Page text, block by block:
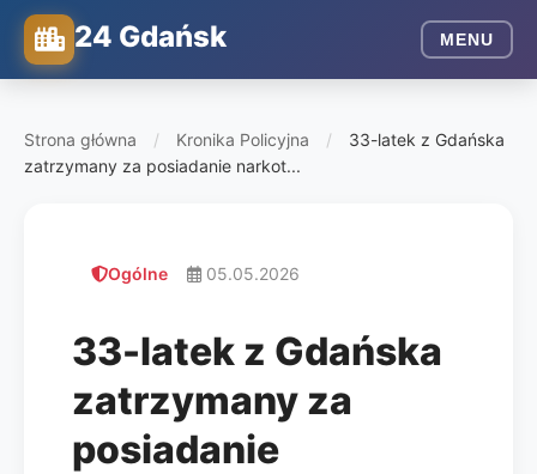
24 Gdańsk MENU
Strona główna / Kronika Policyjna /
33-latek z Gdańska
zatrzymany za posiadanie narkot...
Ogólne 05.05.2026
33-latek z Gdańska
zatrzymany za
posiadanie